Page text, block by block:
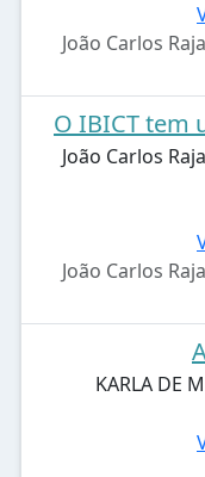
João Carlos
O IBICT tem
João Carlos
João Carlos
KARLA DE